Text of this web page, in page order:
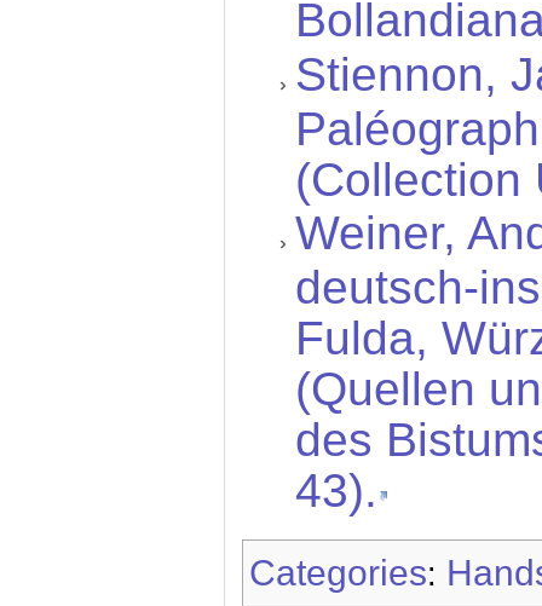
Stiennon,
(Collection
Weiner,
deutsch-
Fulda,
(Quellen
des
43).
Categories: